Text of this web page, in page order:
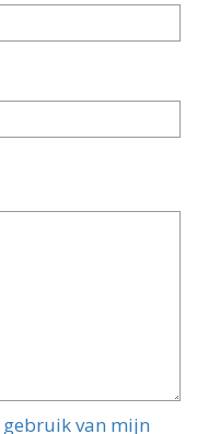
gebruik van mijn